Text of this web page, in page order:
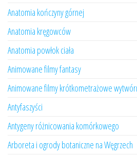
Anatomia kończyny górnej
Anatomia kręgowców
Anatomia powłok ciała
Animowane filmy fantasy
Animowane filmy krótkometrażowe
Antyfaszyści
Antygeny różnicowania komórkowego
Arboreta i ogrody botaniczne na Węgrzech